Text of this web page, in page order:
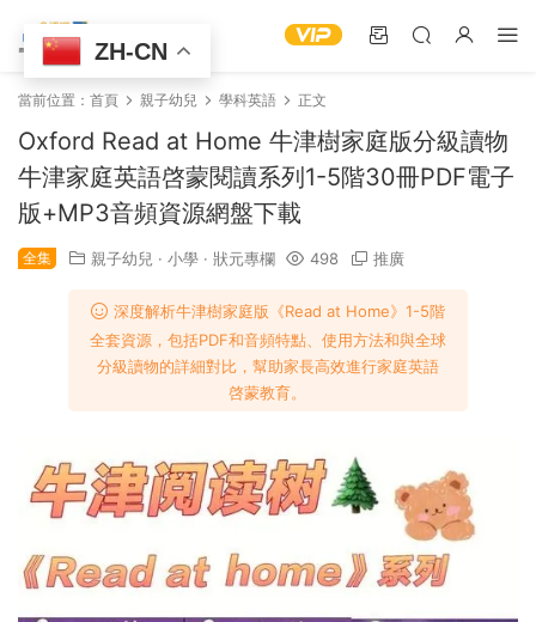
當前位置： 首頁 親子幼兒 學科英語 正文
Oxford Read at Home 牛津樹家庭版分級讀物
牛津家庭英語啓蒙閱讀系列1-5階30冊PDF電子
版+MP3音頻資源網盤下載
全集 親子幼兒 · 小學 · 狀元專欄 498 推廣
深度解析牛津樹家庭版《Read at Home》1-5階
全套資源，包括PDF和音頻特點、使用方法和與全球
分級讀物的詳細對比，幫助家長高效進行家庭英語
啓蒙教育。
ZH-CN